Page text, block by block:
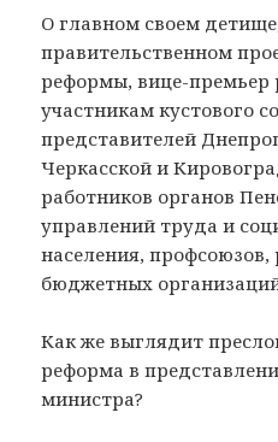
О главном своем
правительственном
реформы, вице-премьер
участникам кустового
представителей
Черкасской и
работников органов
управлений труда и
населения, профсоюзов,
бюджетных
Как же выглядит
реформа в
министра?